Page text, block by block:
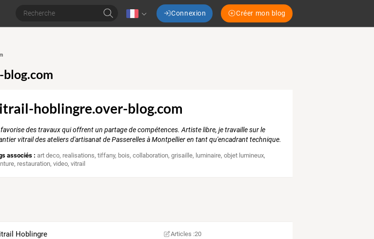
Connexion Créer mon blog
hoblingre.over-blog.com
des travaux qui offrent un partage de compétences. Artiste libre, je travaille sur le
vitrail des ateliers d'artisanat de Passerelles à Montpellier en tant qu'encadrant technique.
associés : art deco, realisations,tiffany, bois,collaboration,grisaille, luminaire,objet lumineux,
, restauration,video,vitrail
Hoblingre Articles :20